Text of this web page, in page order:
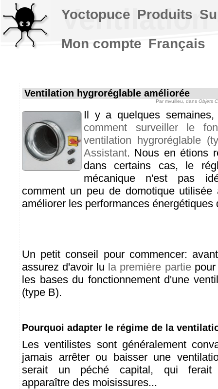
Ventilation hygroréglable améliorée
Par mvuilleu , dans Objets
Il y a quelques
comment surveiller le
ventilation hygroréglable
Assistant. Nous en étions
dans certains cas, le
mécanique n'est pas
comment un peu de domotique
améliorer les performances énergétiques
Un petit conseil pour commencer:
assurez d'avoir lu la première partiepour
les bases du fonctionnement d'une
(type B).
Pourquoi adapter le régime de la
Les ventilistes sont généralement
jamais arrêter ou baisser une
serait un péché capital, qui ferait
apparaître des moisissures...
Yoctopuce Produits
Mon compte Français